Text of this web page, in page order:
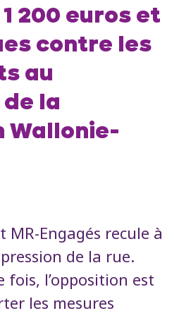
200 euros et
contre les
au
la
Wallonie-
MR-Engagés recule à
de la rue.
fois, l’opposition est
les mesures